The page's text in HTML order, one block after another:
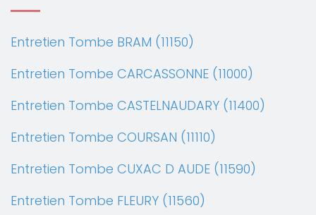
Entretien Tombe BRAM (11150)
Entretien Tombe CARCASSONNE (11000)
Entretien Tombe CASTELNAUDARY (11400)
Entretien Tombe COURSAN (11110)
Entretien Tombe CUXAC D AUDE (11590)
Entretien Tombe FLEURY (11560)